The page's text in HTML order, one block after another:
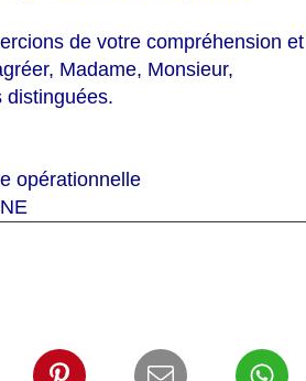
de votre compréhension et
Madame, Monsieur,
distinguées.
opérationnelle